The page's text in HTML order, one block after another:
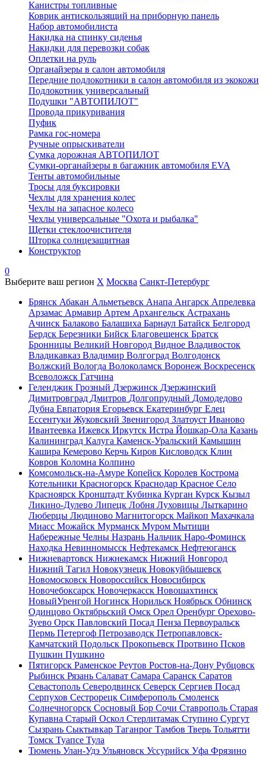
Канистры топливные
Коврик антискользящий на приборную панель
Набор автомобилиста
Накидка на спинку сиденья
Накидки для перевозки собак
Оплетки на руль
Органайзеры в салон автомобиля
Передние подлокотники в салон автомобиля из экокожи
Подлокотник универсальный
Подушки "АВТОПИЛОТ"
Провода прикуривания
Пуфик
Рамка гос-номера
Ручные опрыскиватели
Сумка дорожная АВТОПИЛОТ
Сумки-органайзеры в багажник автомобиля EVA
Тенты автомобильные
Тросы для буксировки
Чехлы для хранения колес
Чехлы на запасное колесо
Чехлы универсальные "Охота и рыбалка"
Щетки стеклоочистителя
Шторка солнцезащитная
Конструктор
0
Выберите ваш регион X Москва Санкт-Петербург
Брянск Абакан Альметьевск Анапа Ангарск Апрелевка
Арзамас Армавир Артем Архангельск Астрахань
Ачинск Балаково Балашиха Барнаул Батайск Белгород
Бердск Березники Бийск Благовещенск Братск
Бронницы Великий Новгород Видное Владивосток
Владикавказ Владимир Волгоград Волгодонск
Волжский Вологда Волоколамск Воронеж Воскресенск
Всеволожск Гатчина
Геленджик Грозный Дзержинск Дзержинский
Димитровград Дмитров Долгопрудный Домодедово
Дубна Евпатория Егорьевск Екатеринбург Елец
Ессентуки Жуковский Звенигород Златоуст Иваново
Ивантеевка Ижевск Иркутск Истра Йошкар-Ола Казань
Калининград Калуга Каменск-Уральский Камышин
Кашира Кемерово Керчь Киров Кисловодск Клин
Ковров Коломна Колпино
Комсомольск-на-Амуре Копейск Королев Кострома
Котельники Красногорск Краснодар Красное Село
Красноярск Кронштадт Кубинка Курган Курск Кызыл
Ликино-Дулево Липецк Лобня Луховицы Лыткарино
Люберцы Людиново Магнитогорск Майкоп Махачкала
Миасс Можайск Мурманск Муром Мытищи
Набережные Челны Назрань Нальчик Наро-Фоминск
Находка Невинномысск Нефтекамск Нефтеюганск
Нижневартовск Нижнекамск Нижний Новгород
Нижний Тагил Новокузнецк Новокуйбышевск
Новомосковск Новороссийск Новосибирск
Новочебоксарск Новочеркасск Новошахтинск
НовыйУренгой Ногинск Норильск Ноябрьск Обнинск
Одинцово Октябрьский Омск Орел Оренбург Орехово-
Зуево Орск Павловский Посад Пенза Первоуральск
Пермь Петергоф Петрозаводск Петропавловск-
Камчатский Подольск Прокопьевск Протвино Псков
Пушкин Пушкино
Пятигорск Раменское Реутов Ростов-на-Дону Рубцовск
Рыбинск Рязань Салават Самара Саранск Саратов
Севастополь Северодвинск Северск Сергиев Посад
Серпухов Сестрорецк Симферополь Смоленск
Солнечногорск Сосновый Бор Сочи Ставрополь Старая
Купавна Старый Оскол Стерлитамак Ступино Сургут
Сызрань Сыктывкар Таганрог Тамбов Тверь Тольятти
Томск Туапсе Тула
Тюмень Улан-Удэ Ульяновск Уссурийск Уфа Фрязино